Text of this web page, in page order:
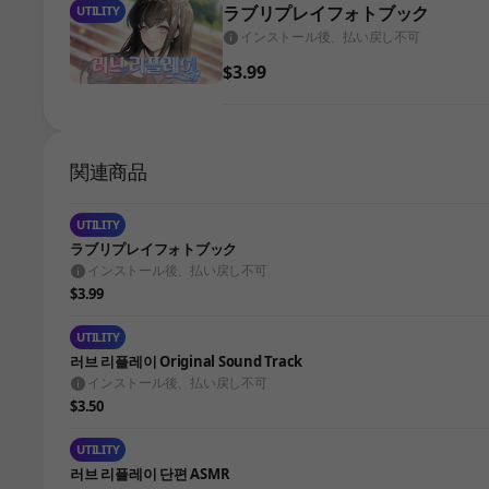
UTILITY ラブリプレイフォトブック
インストール後、払い戻し不可
$3.99
関連商品
UTILITY
ラブリプレイフォトブック
インストール後、払い戻し不可
$3.99
UTILITY
러브 리플레이 Original Sound Track
インストール後、払い戻し不可
$3.50
UTILITY
러브 리플레이 단편 ASMR